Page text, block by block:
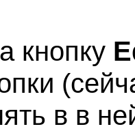
кнопку
в в